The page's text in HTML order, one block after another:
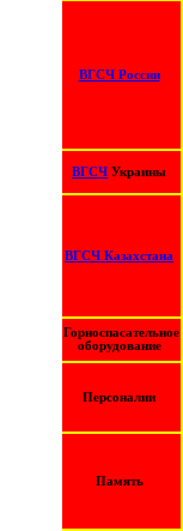
ВГСЧ России
ВГСЧ Украины
ВГСЧ Казахстана
Горноспасательное
оборудование
Персоналии
Память